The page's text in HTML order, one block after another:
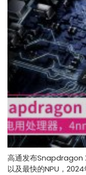
高通发布Snapdragon
以及最快的NPU，2024